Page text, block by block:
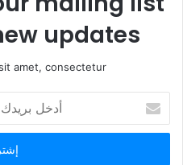
updates!
amet, consectetur.
خ